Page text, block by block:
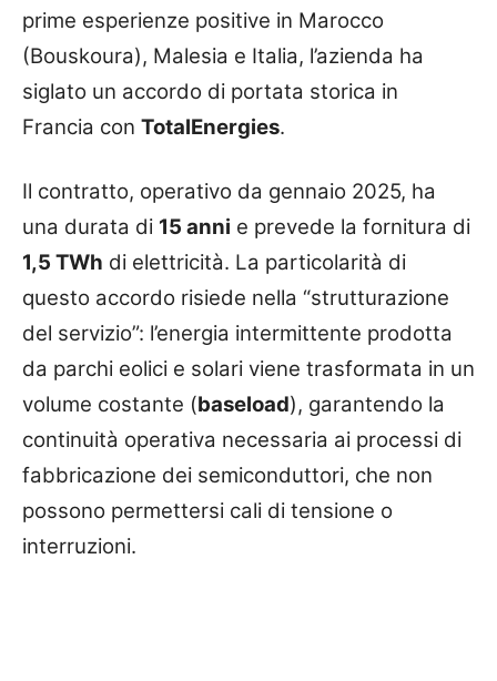
prime esperienze positive in Marocco
(Bouskoura), Malesia e Italia, l’azienda ha
siglato un accordo di portata storica in
Francia con TotalEnergies.
Il contratto, operativo da gennaio 2025, ha
una durata di 15 anni e prevede la fornitura di
1,5 TWh di elettricità. La particolarità di
questo accordo risiede nella “strutturazione
del servizio”: l’energia intermittente prodotta
da parchi eolici e solari viene trasformata in un
volume costante (baseload), garantendo la
continuità operativa necessaria ai processi di
fabbricazione dei semiconduttori, che non
possono permettersi cali di tensione o
interruzioni.